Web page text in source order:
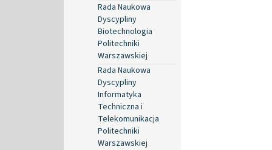
Rada Naukowa
Dyscypliny
Biotechnologia
Politechniki
Warszawskiej
Rada Naukowa
Dyscypliny
Informatyka
Techniczna i
Telekomunikacja
Politechniki
Warszawskiej